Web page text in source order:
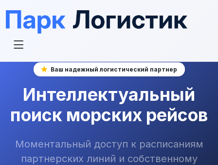
Ваш надежный логистический партнер
Интеллектуальный
поиск морских рейсов
Моментальный доступ к расписаниям
партнерских линий и собственному